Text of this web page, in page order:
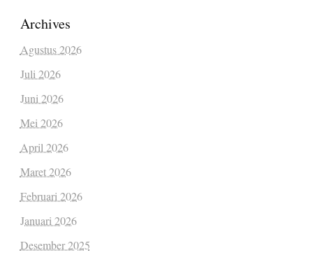
Archives
Agustus 2026
Juli 2026
Juni 2026
Mei 2026
April 2026
Maret 2026
Februari 2026
Januari 2026
Desember 2025